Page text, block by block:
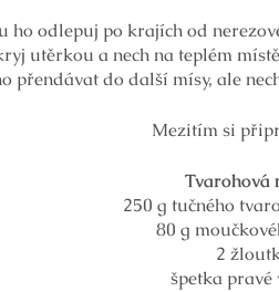
ho odlepuj po krajích od
utěrkou a nech na teplém
přendávat do další mísy, ale
Mezitím si
Tvarohová
250 g tučného
80 g
2
špetka